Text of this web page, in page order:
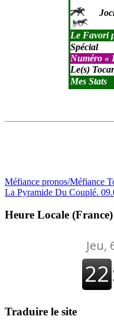
Le Favori
Spécial
Numéro «
Le(s)
Mes Stats
Navigation
de
l’article
Méfiance pronos/Méfiance
La Pyramide Du Couplé.
Heure Locale (France)
Traduire le site